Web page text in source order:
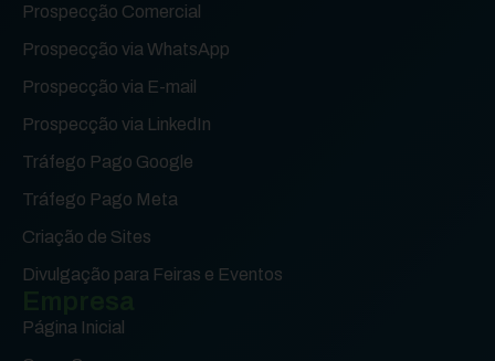
Prospecção Comercial
Prospecção via WhatsApp
Prospecção via E-mail
Prospecção via LinkedIn
Tráfego Pago Google
Tráfego Pago Meta
Criação de Sites
Divulgação para Feiras e Eventos
Página Inicial